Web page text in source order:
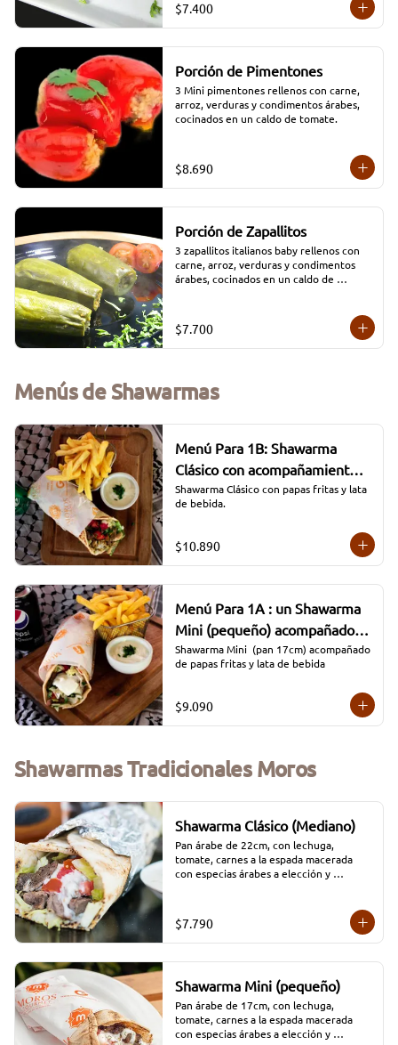
$7.400
Porción de Pimentones
3 Mini pimentones rellenos con carne,
arroz, verduras y condimentos árabes,
cocinados en un caldo de tomate.
$8.690
Porción de Zapallitos
3 zapallitos italianos baby rellenos con
carne, arroz, verduras y condimentos
árabes, cocinados en un caldo de
$7.700
Menús de Shawarmas
Menú Para 1B: Shawarma
Clásico con acompañamiento
de Papas y Lata
Shawarma Clásico con papas fritas y lata
de bebida.
$10.890
Menú Para 1A : un Shawarma
Mini (pequeño) acompañado
con papas fritas y lata de
bebida
Shawarma Mini  (pan 17cm) acompañado
de papas fritas y lata de bebida
$9.090
Shawarmas Tradicionales Moros
Shawarma Clásico (Mediano)
Pan árabe de 22cm, con lechuga,
tomate, carnes a la espada macerada
con especias árabes a elección y
Carne/Pollo/Mixto/Falafel)
$7.790
Shawarma Mini (pequeño)
Pan árabe de 17cm, con lechuga,
tomate, carnes a la espada macerada
con especias árabes a elección y